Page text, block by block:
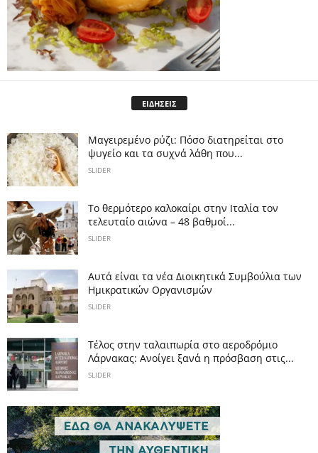
ΕΙΔΗΣΕΙΣ
Μαγειρεμένο ρύζι: Πόσο διατηρείται στο
ψυγείο και τα συχνά λάθη που...
SLIDER
Το θερμότερο καλοκαίρι στην Ιταλία τον
τελευταίο αιώνα – 48 βαθμοί...
SLIDER
Αυτά είναι τα νέα Διοικητικά Συμβούλια των
Ημικρατικών Οργανισμών
SLIDER
Tέλος στην ταλαιπωρία στο αεροδρόμιο
Λάρνακας: Ανοίγει ξανά η πρόσβαση στις...
SLIDER